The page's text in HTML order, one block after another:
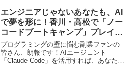
紹介し、推し活のように運気を味方につ
けるヒントを届けます。
エンジニアじゃないあなたも、AI
で夢を形に！香川・高松で「ノー
コードブートキャンプ」プレイベ
ント開催
プログラミングの壁に悩む副業ファンの
皆さん、朗報です！AIエージェント
「Claude Code」を活用すれば、あなたの